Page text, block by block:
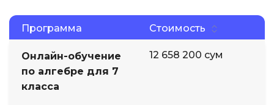
Программа Стоимость
Онлайн-обучение
по алгебре для 7
класса
12 658 200 сум